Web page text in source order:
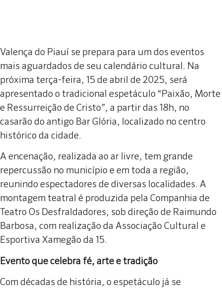
Valença do Piauí se prepara para um dos eventos
mais aguardados de seu calendário cultural. Na
próxima terça-feira, 15 de abril de 2025, será
apresentado o tradicional espetáculo “Paixão, Morte
e Ressurreição de Cristo”, a partir das 18h, no
casarão do antigo Bar Glória, localizado no centro
histórico da cidade.
A encenação, realizada ao ar livre, tem grande
repercussão no município e em toda a região,
reunindo espectadores de diversas localidades. A
montagem teatral é produzida pela Companhia de
Teatro Os Desfraldadores, sob direção de Raimundo
Barbosa, com realização da Associação Cultural e
Esportiva Xamegão da 15.
Evento que celebra fé, arte e tradição
Com décadas de história, o espetáculo já se